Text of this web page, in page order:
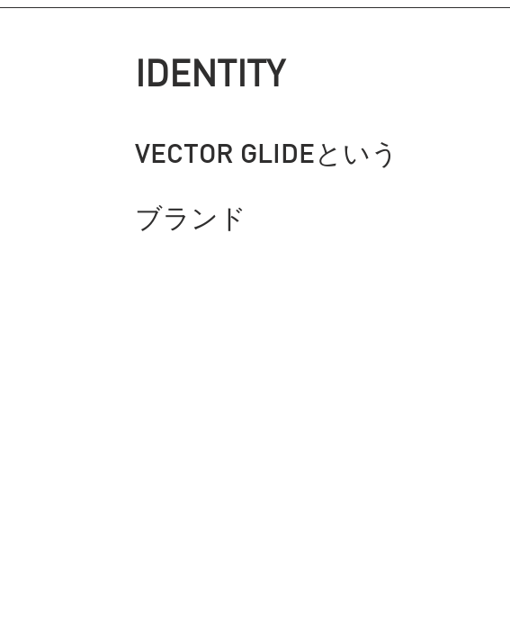
IDENTITY​
VECTOR GLIDEという
ブランド